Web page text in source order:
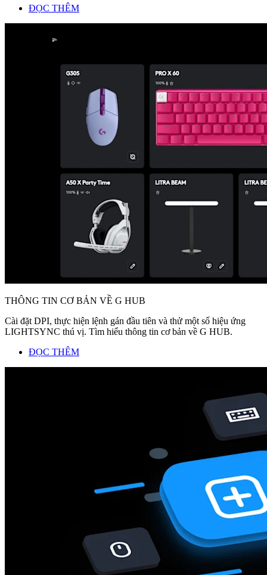
ĐỌC THÊM
THÔNG TIN CƠ BẢN VỀ G HUB
Cài đặt DPI, thực hiện lệnh gán đầu tiên và thử một số hiệu ứng
LIGHTSYNC thú vị. Tìm hiểu thông tin cơ bản về G HUB.
ĐỌC THÊM